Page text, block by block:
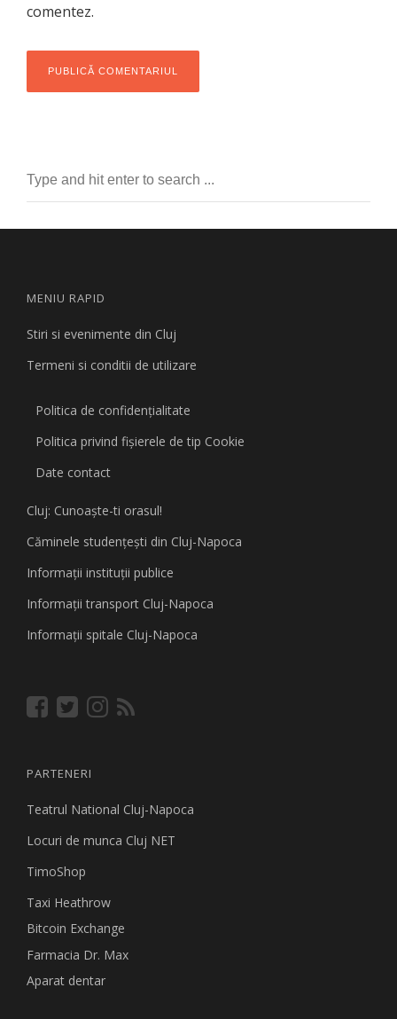
comentez.
MENIU RAPID
Stiri si evenimente din Cluj
Termeni si conditii de utilizare
Politica de confidențialitate
Politica privind fişierele de tip Cookie
Date contact
Cluj: Cunoaşte-ti orasul!
Căminele studenţeşti din Cluj-Napoca
Informaţii instituţii publice
Informaţii transport Cluj-Napoca
Informaţii spitale Cluj-Napoca
PARTENERI
Teatrul National Cluj-Napoca
Locuri de munca Cluj NET
TimoShop
Taxi Heathrow
Bitcoin Exchange
Farmacia Dr. Max
Aparat dentar